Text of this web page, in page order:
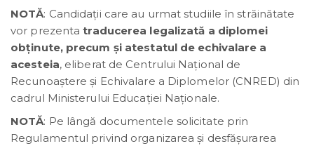
NOTĂ: Candidaţii care au urmat studiile în străinătate
vor prezentatraducerea legalizată a diplomei
obţinute, precum şi atestatul de echivalare a
acesteia, eliberat de Centrului Naţional de
Recunoaştere şi Echivalare a Diplomelor (CNRED) din
cadrul Ministerului Educaţiei Naţionale.
NOTĂ: Pe lângă documentele solicitate prin
Regulamentul privind organizarea și desfășurarea